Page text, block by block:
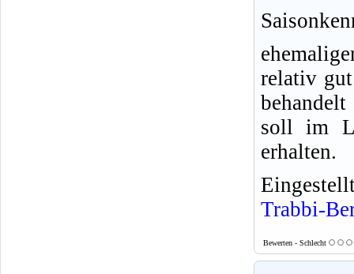
relativ
behandelt
soll im
erhalten.
Trabbi-
Bewerten - Schlecht